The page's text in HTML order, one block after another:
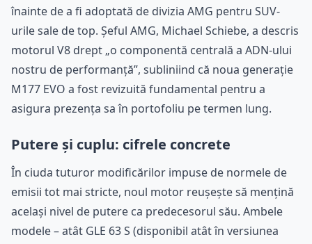
înainte de a fi adoptată de divizia AMG pentru SUV-
urile sale de top. Șeful AMG, Michael Schiebe, a descris
motorul V8 drept „o componentă centrală a ADN-ului
nostru de performanță”, subliniind că noua generație
M177 EVO a fost revizuită fundamental pentru a
asigura prezența sa în portofoliu pe termen lung.
Putere și cuplu: cifrele concrete
În ciuda tuturor modificărilor impuse de normele de
emisii tot mai stricte, noul motor reușește să mențină
același nivel de putere ca predecesorul său. Ambele
modele – atât GLE 63 S (disponibil atât în versiunea